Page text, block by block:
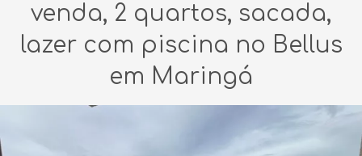
venda, 2 quartos, sacada,
lazer com piscina no Bellus
em Maringá